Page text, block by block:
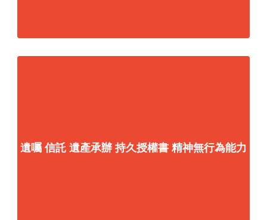
遺囑 信託 遺產承辦 持久授權書 精神無行為能力